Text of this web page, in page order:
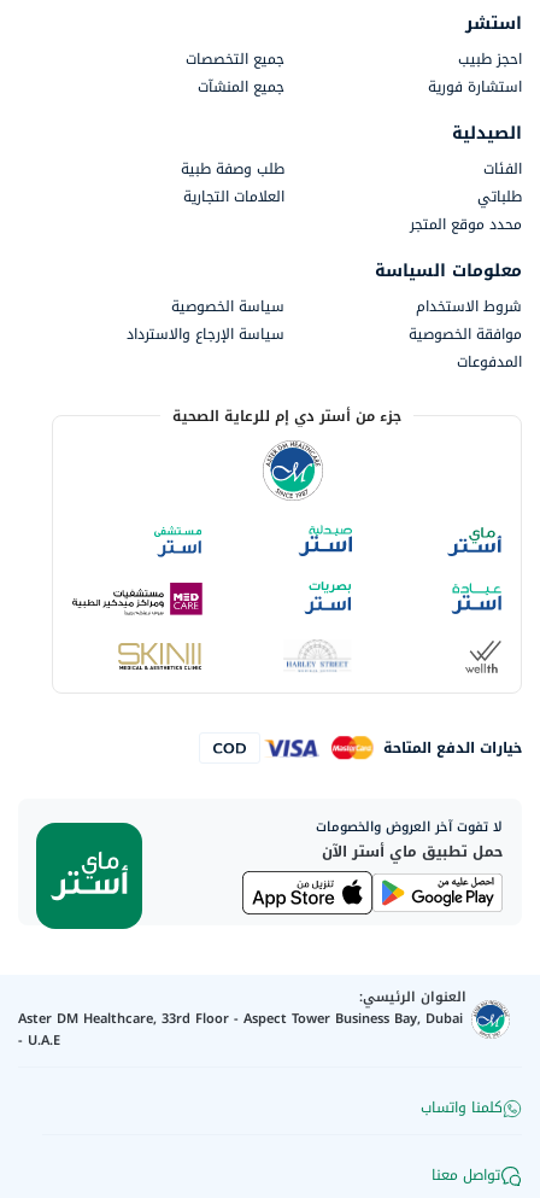
استشر
احجز طبيب
جميع التخصصات
استشارة فورية
جميع المنشآت
الصيدلية
الفئات
طلب وصفة طبية
طلباتي
العلامات التجارية
محدد موقع المتجر
معلومات السياسة
شروط الاستخدام
سياسة الخصوصية
موافقة الخصوصية
سياسة الإرجاع والاسترداد
المدفوعات
جزء من أستر دي إم للرعاية الصحية
خيارات الدفع المتاحة
لا تفوت آخر العروض والخصومات
حمل تطبيق ماي أستر الآن
العنوان الرئيسي:
Aster DM Healthcare, 33rd Floor - Aspect Tower Business Bay, Dubai
- U.A.E
كلمنا واتساب
تواصل معنا